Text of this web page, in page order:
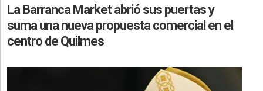
La Barranca Market abrió sus puertas y
suma una nueva propuesta comercial en el
centro de Quilmes